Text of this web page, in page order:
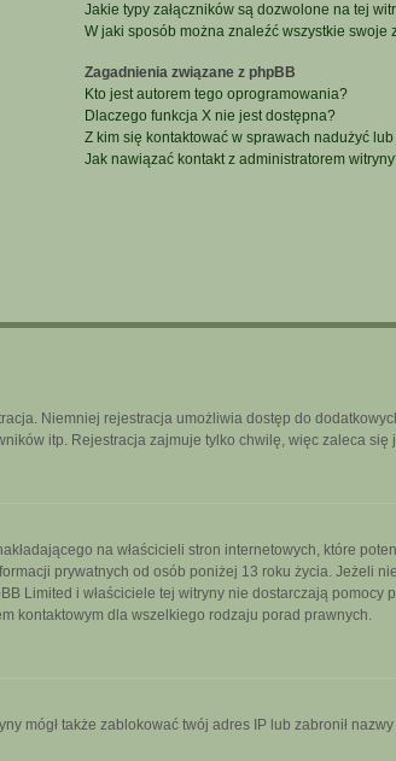
Jakie typy załączników są dozwolone na tej
W jaki sposób można znaleźć wszystkie swoje
Zagadnienia związane z phpBB
Kto jest autorem tego oprogramowania?
Dlaczego funkcja X nie jest dostępna?
Z kim się kontaktować w sprawach nadużyć
Jak nawiązać kontakt z administratorem
Niemniej rejestracja umożliwia dostęp do
itp. Rejestracja zajmuje tylko chwilę, więc zaleca się
na właścicieli stron internetowych, które
prywatnych od osób poniżej 13 roku życia. Jeżeli
i właściciele tej witryny nie dostarczają pomocy
kontaktowym dla wszelkiego rodzaju porad prawnych.
mógł także zablokować twój adres IP lub zabronił